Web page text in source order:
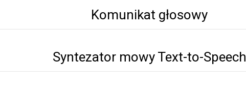
Komunikat głosowy
Syntezator mowy Text-to-Speech